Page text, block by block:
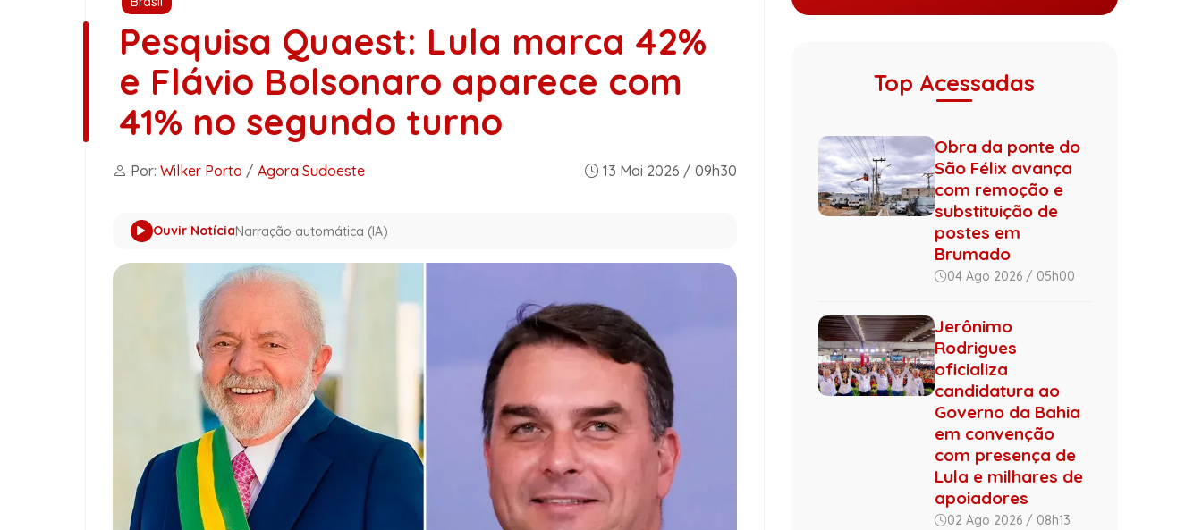
Pesquisa Quaest: Lula marca 42%
e Flávio Bolsonaro aparece com
41% no segundo turno
Por: Wilker Porto / Agora Sudoeste 13 Mai 2026 / 09h30
Ouvir NotíciaNarração automática (IA)
Top Acessadas
Obra da ponte do
São Félix avança
com remoção e
substituição de
postes em
Brumado
04 Ago 2026 / 05h00
Jerônimo
Rodrigues
oficializa
candidatura ao
Governo da Bahia
em convenção
com presença de
Lula e milhares de
apoiadores
02 Ago 2026 / 08h13